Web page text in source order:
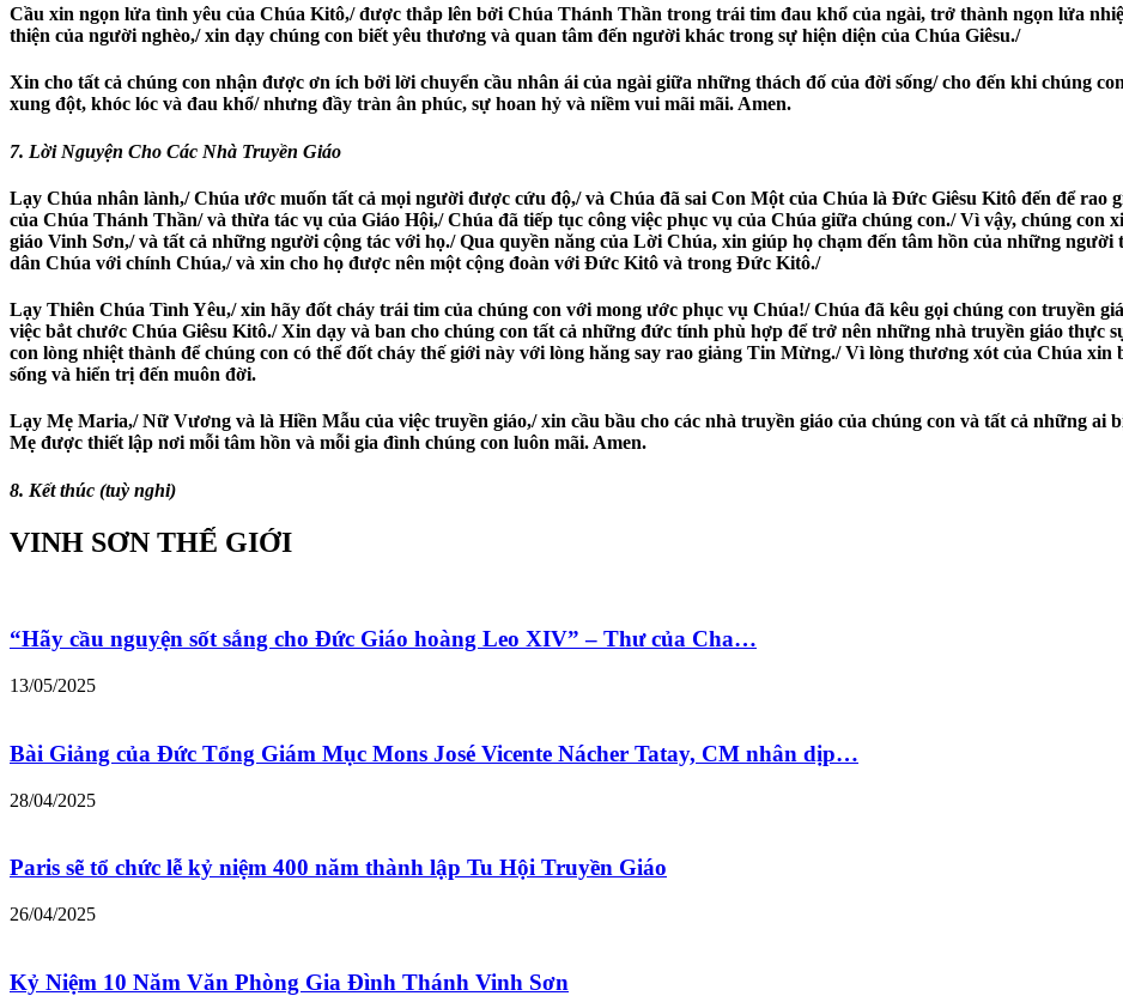
Cầu xin ngọn lửa tình yêu của Chúa Kitô,/ được thắp lên bởi Chúa Thánh Thần trong trái tim đau khổ của ngài, trở thành ngọn lửa
thiện của người nghèo,/ xin dạy chúng con biết yêu thương và quan tâm đến người khác trong sự hiện diện của Chúa Giêsu./
Xin cho tất cả chúng con nhận được ơn ích bởi lời chuyển cầu nhân ái của ngài giữa những thách đố của đời sống/ cho đến khi chúng
xung đột, khóc lóc và đau khổ/ nhưng đầy tràn ân phúc, sự hoan hỷ và niềm vui mãi mãi. Amen.
7. Lời Nguyện Cho Các Nhà Truyền Giáo
Lạy Chúa nhân lành,/ Chúa ước muốn tất cả mọi người được cứu độ,/ và Chúa đã sai Con Một của Chúa là Đức Giêsu Kitô đến để rao
của Chúa Thánh Thần/ và thừa tác vụ của Giáo Hội,/ Chúa đã tiếp tục công việc phục vụ của Chúa giữa chúng con./ Vì vậy, chúng con
giáo Vinh Sơn,/ và tất cả những người cộng tác với họ./ Qua quyền năng của Lời Chúa, xin giúp họ chạm đến tâm hồn của những người
dân Chúa với chính Chúa,/ và xin cho họ được nên một cộng đoàn với Đức Kitô và trong Đức Kitô./
Lạy Thiên Chúa Tình Yêu,/ xin hãy đốt cháy trái tim của chúng con với mong ước phục vụ Chúa!/ Chúa đã kêu gọi chúng con truyền
việc bắt chước Chúa Giêsu Kitô./ Xin dạy và ban cho chúng con tất cả những đức tính phù hợp để trở nên những nhà truyền giáo thực
con lòng nhiệt thành để chúng con có thể đốt cháy thế giới này với lòng hăng say rao giảng Tin Mừng./ Vì lòng thương xót của Chúa
sống và hiển trị đến muôn đời.
Lạy Mẹ Maria,/ Nữ Vương và là Hiền Mẫu của việc truyền giáo,/ xin cầu bầu cho các nhà truyền giáo của chúng con và tất cả những ai
Mẹ được thiết lập nơi mỗi tâm hồn và mỗi gia đình chúng con luôn mãi. Amen.
8. Kết thúc (tuỳ nghi)
VINH SƠN THẾ GIỚI
“Hãy cầu nguyện sốt sắng cho Đức Giáo hoàng Leo XIV” – Thư của Cha…
13/05/2025
Bài Giảng của Đức Tổng Giám Mục Mons José Vicente Nácher Tatay, CM nhân dịp…
28/04/2025
Paris sẽ tổ chức lễ kỷ niệm 400 năm thành lập Tu Hội Truyền Giáo
26/04/2025
Kỷ Niệm 10 Năm Văn Phòng Gia Đình Thánh Vinh Sơn